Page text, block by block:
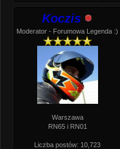
Koczis
Moderator - Forumowa Legenda :)
Warszawa
RN65 i RN01
Liczba postów: 10,723